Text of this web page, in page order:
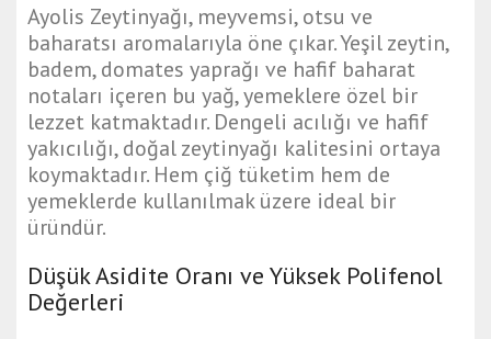
Ayolis Zeytinyağı, meyvemsi, otsu ve
baharatsı aromalarıyla öne çıkar. Yeşil zeytin,
badem, domates yaprağı ve hafif baharat
notaları içeren bu yağ, yemeklere özel bir
lezzet katmaktadır. Dengeli acılığı ve hafif
yakıcılığı, doğal zeytinyağı kalitesini ortaya
koymaktadır. Hem çiğ tüketim hem de
yemeklerde kullanılmak üzere ideal bir
üründür.
Düşük Asidite Oranı ve Yüksek Polifenol
Değerleri